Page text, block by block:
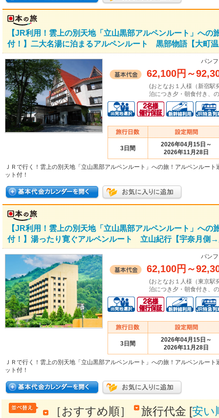
【JR利用！雲上の別天地「立山黒部アルペンルート」への
付！】二大名湯に泊まるアルペンルート 黒部物語【大町
パン
62,100円 ～
(おとなお１人様（新宿駅
泊につき夕・朝食付き、
3日間
2026年04月15日～
2026年11月28日
ＪＲで行く！雲上の別天地「立山黒部アルペンルート」への旅！アルペンルート
ット付！
【JR利用！雲上の別天地「立山黒部アルペンルート」への
付！】湯ったり寛ぐアルペンルート 立山紀行【宇奈月側
パン
62,100円 ～
(おとなお１人様（東京駅
泊につき夕・朝食付き、
3日間
2026年04月15日～
2026年11月28日
ＪＲで行く！雲上の別天地「立山黒部アルペンルート」への旅！アルペンルート
ット付！
［おすすめ順］ 旅行代金 [安い